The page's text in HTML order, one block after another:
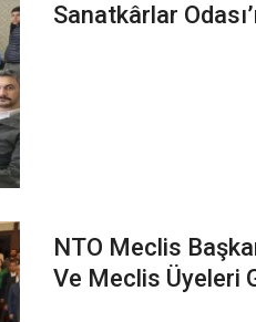
Sanatkârlar
NTO Meclis
Ve Meclis Üyeleri